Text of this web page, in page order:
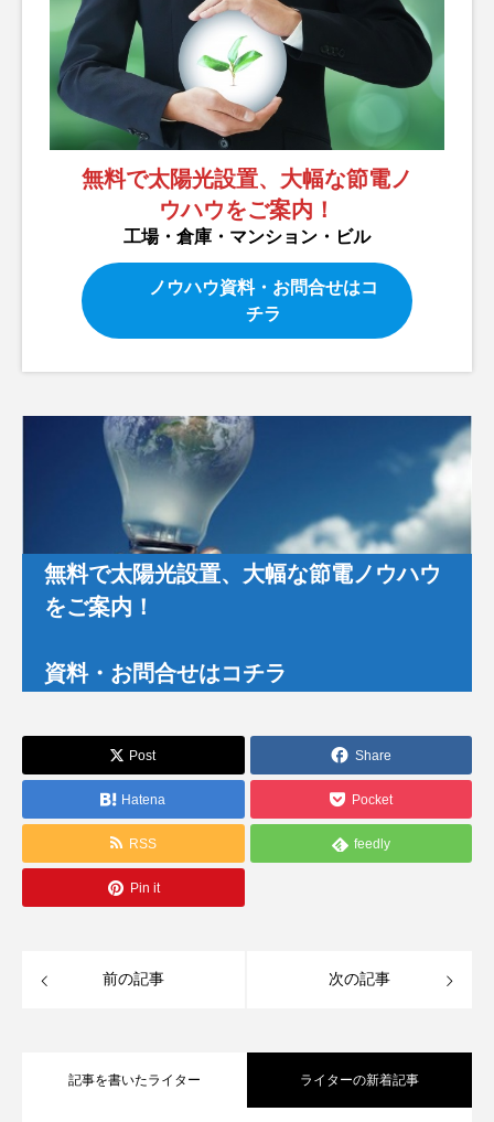
無料で太陽光設置、大幅な節電ノ
ウハウをご案内！
工場・倉庫・マンション・ビル
ノウハウ資料・お問合せはコ
チラ
無料で太陽光設置、大幅な節電ノウハウ
をご案内！
資料・お問合せはコチラ
Post Share
Hatena Pocket
RSS feedly
Pin it
前の記事 次の記事
記事を書いたライター ライターの新着記事